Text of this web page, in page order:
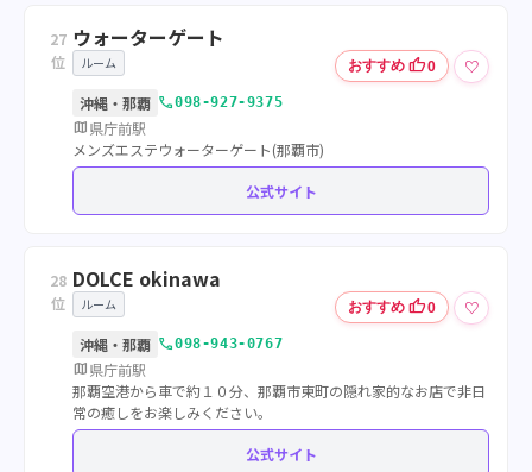
27
位
ウォーターゲート
ルーム おすすめ thumb_up0
♡
沖縄・那覇 call098-927-9375
map県庁前駅
メンズエステウォーターゲート(那覇市)
公式サイト
28
位
DOLCE okinawa
ルーム おすすめ thumb_up0
♡
沖縄・那覇 call098-943-0767
map県庁前駅
那覇空港から車で約１０分、那覇市東町の隠れ家的なお店で非日
常の癒しをお楽しみください。
公式サイト